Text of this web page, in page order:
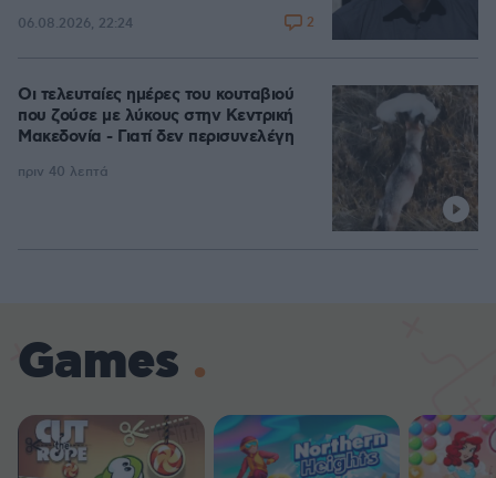
06.08.2026, 22:24 2
Οι τελευταίες ημέρες του κουταβιού
που ζούσε με λύκους στην Κεντρική
Μακεδονία - Γιατί δεν περισυνελέγη
πριν 40 λεπτά
Games